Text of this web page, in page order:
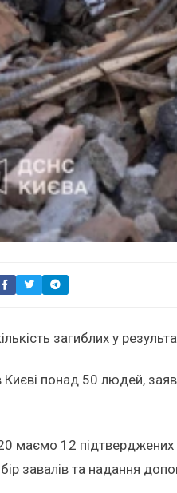
загиблих у
понад 50 людей,
маємо 12 підтверджених
завалів та надання